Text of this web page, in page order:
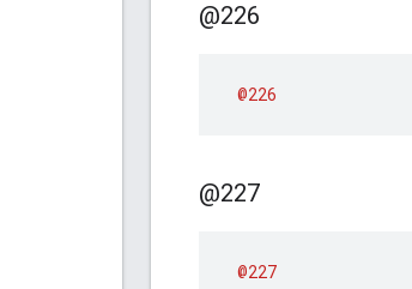
@226
@226
@227
@227